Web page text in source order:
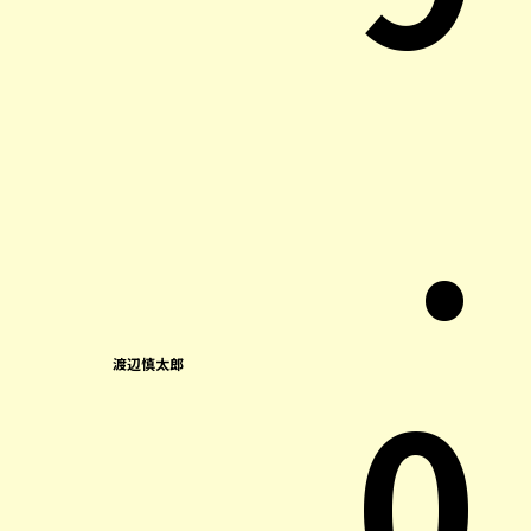
渡辺慎太郎
.